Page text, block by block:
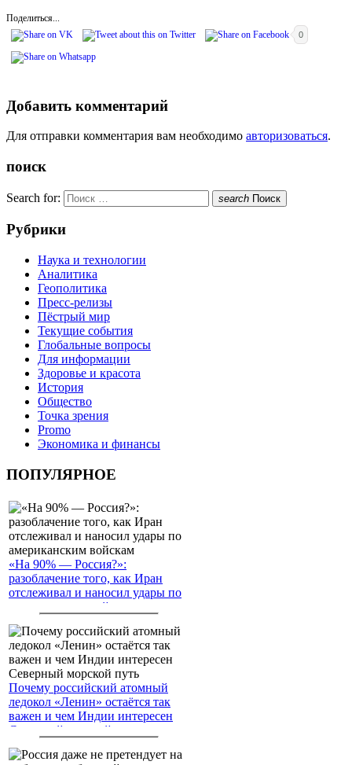
Поделиться...
0
Добавить комментарий
Для отправки комментария вам необходимо авторизоваться.
поиск
Search for: search Поиск
Рубрики
Наука и технологии
Аналитика
Геополитика
Пресс-релизы
Пёстрый мир
Текущие события
Глобальные вопросы
Для информации
Здоровье и красота
История
Общество
Точка зрения
Promo
Экономика и финансы
ПОПУЛЯРНОЕ
«На 90% — Россия?»:
разоблачение того, как Иран
отслеживал и наносил удары по
американским войскам
Почему российский атомный
ледокол «Ленин» остаётся так
важен и чем Индии интересен
Северный морской путь